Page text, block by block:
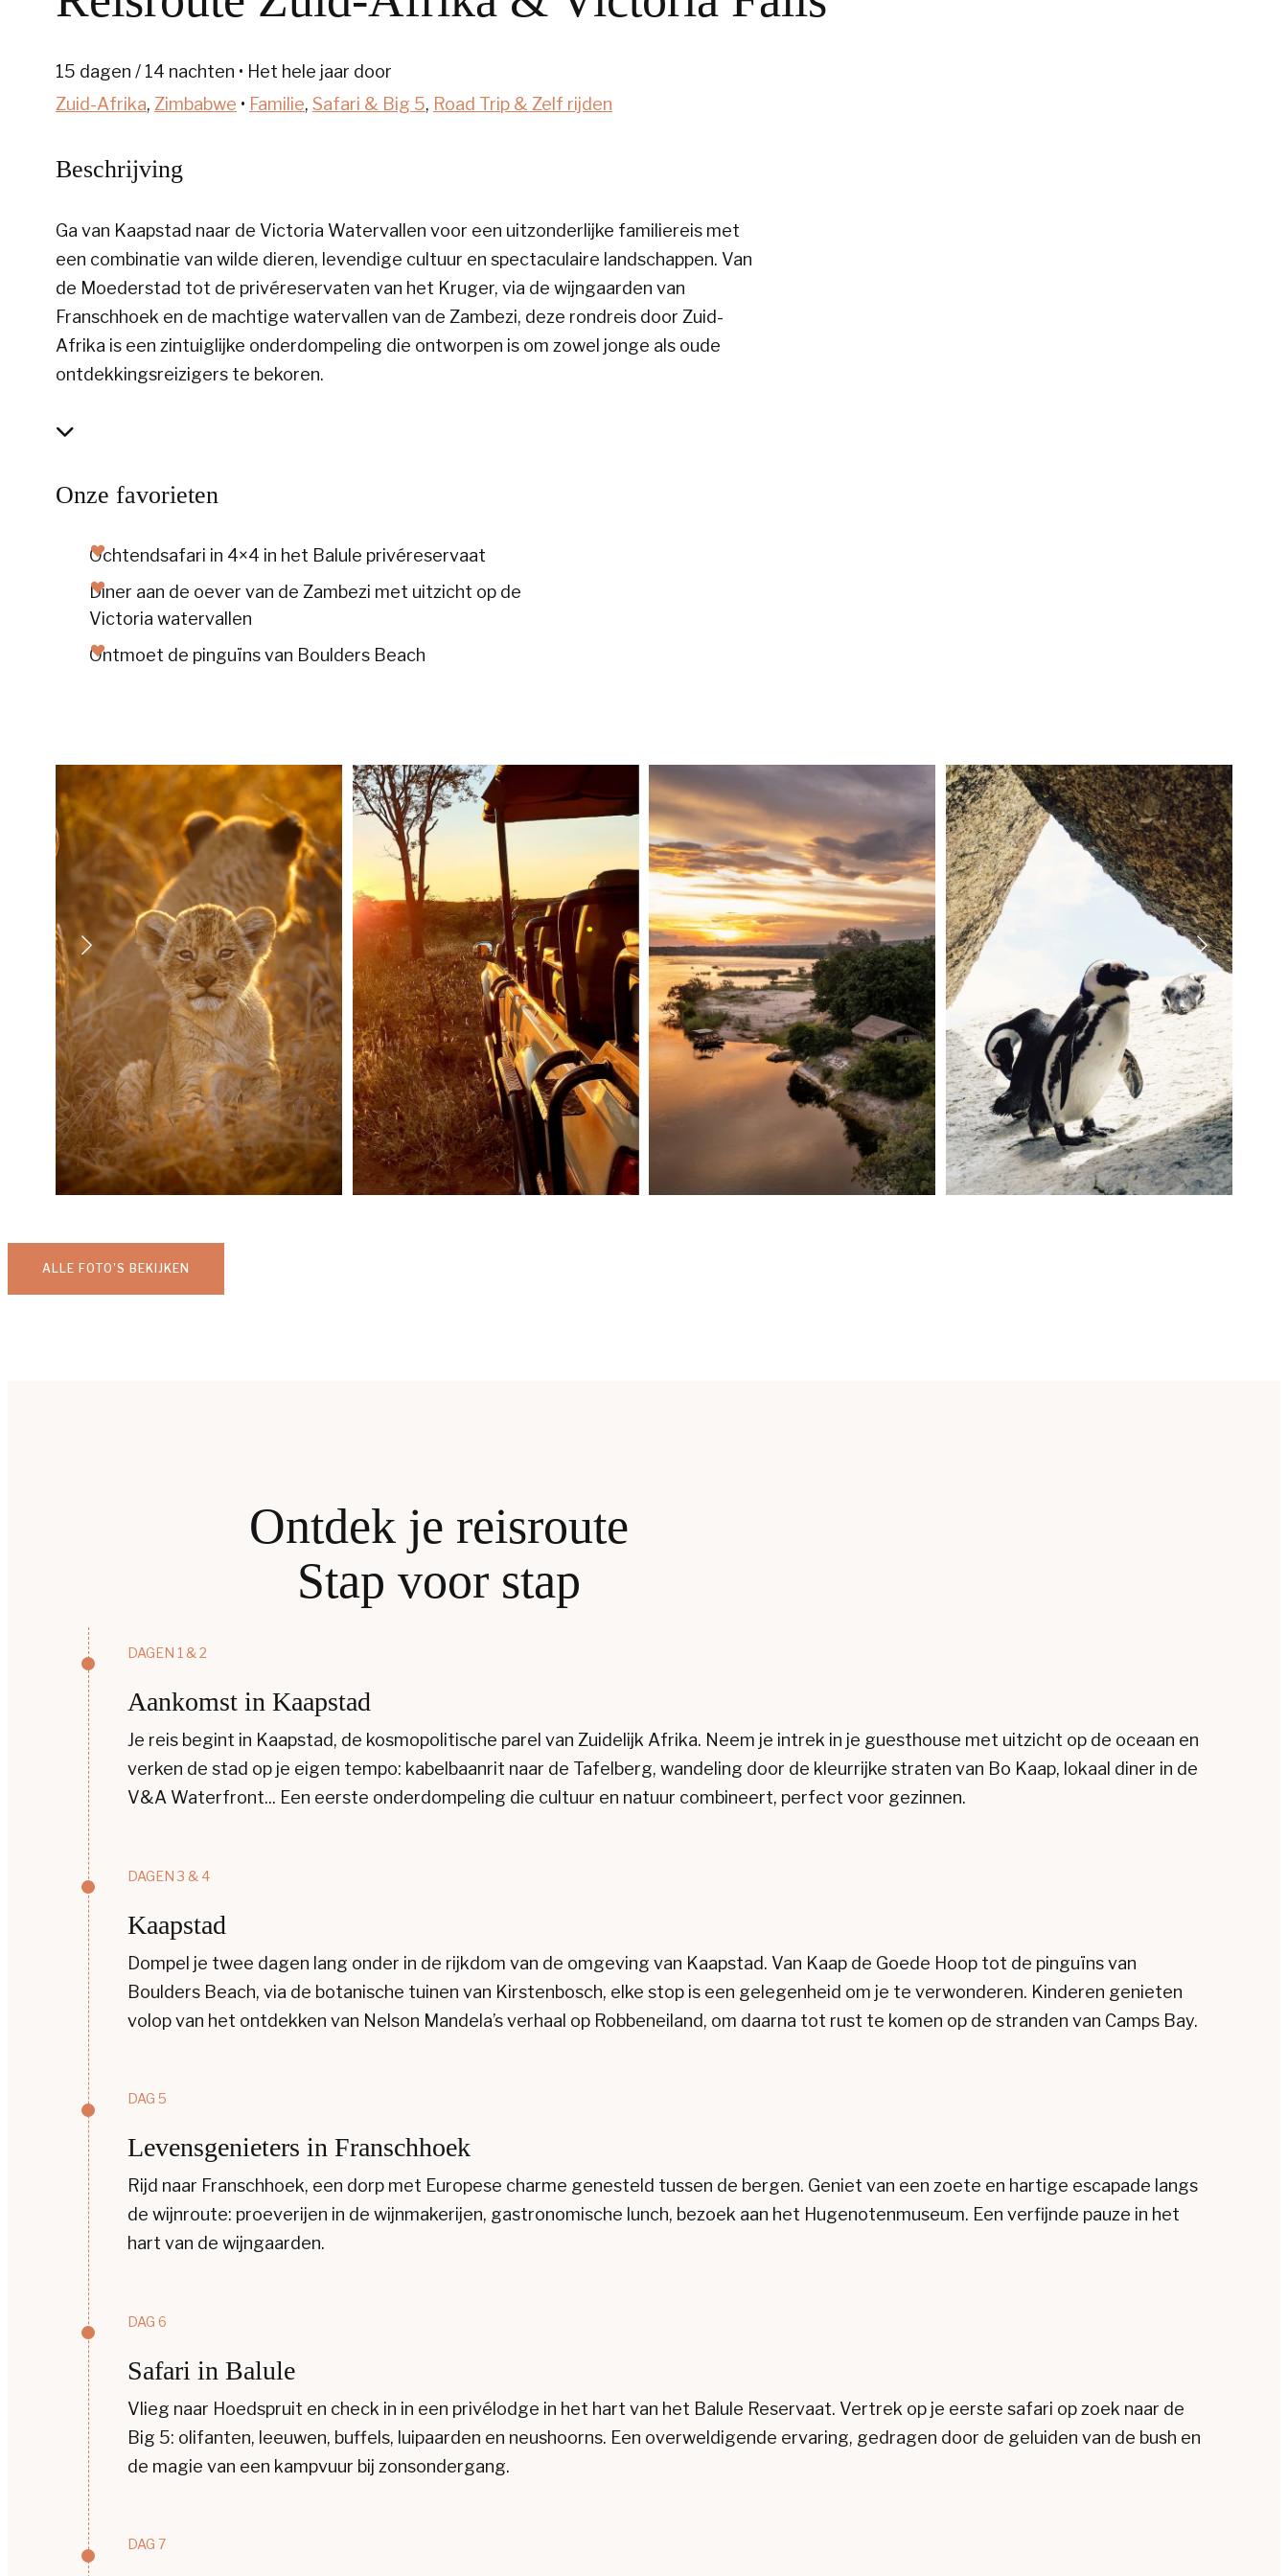
15 dagen / 14 nachten • Het hele jaar door
Zuid-Afrika, Zimbabwe • Familie, Safari & Big 5, Road Trip & Zelf rijden
Beschrijving
Ga van Kaapstad naar de Victoria Watervallen voor een uitzonderlijke familiereis met
een combinatie van wilde dieren, levendige cultuur en spectaculaire landschappen. Van
de Moederstad tot de privéreservaten van het Kruger, via de wijngaarden van
Franschhoek en de machtige watervallen van de Zambezi, deze rondreis door Zuid-
Afrika is een zintuiglijke onderdompeling die ontworpen is om zowel jonge als oude
ontdekkingsreizigers te bekoren.
Onze favorieten
Ochtendsafari in 4×4 in het Balule privéreservaat
Diner aan de oever van de Zambezi met uitzicht op de
Victoria watervallen
Ontmoet de pinguïns van Boulders Beach
ALLE FOTO'S BEKIJKEN
Ontdek je reisroute
Stap voor stap
DAGEN 1 & 2
Aankomst in Kaapstad
Je reis begint in Kaapstad, de kosmopolitische parel van Zuidelijk Afrika. Neem je intrek in je guesthouse met uitzicht op de oceaan en
verken de stad op je eigen tempo: kabelbaanrit naar de Tafelberg, wandeling door de kleurrijke straten van Bo Kaap, lokaal diner in de
V&A Waterfront... Een eerste onderdompeling die cultuur en natuur combineert, perfect voor gezinnen.
DAGEN 3 & 4
Kaapstad
Dompel je twee dagen lang onder in de rijkdom van de omgeving van Kaapstad. Van Kaap de Goede Hoop tot de pinguïns van
Boulders Beach, via de botanische tuinen van Kirstenbosch, elke stop is een gelegenheid om je te verwonderen. Kinderen genieten
volop van het ontdekken van Nelson Mandela’s verhaal op Robbeneiland, om daarna tot rust te komen op de stranden van Camps Bay.
DAG 5
Levensgenieters in Franschhoek
Rijd naar Franschhoek, een dorp met Europese charme genesteld tussen de bergen. Geniet van een zoete en hartige escapade langs
de wijnroute: proeverijen in de wijnmakerijen, gastronomische lunch, bezoek aan het Hugenotenmuseum. Een verfijnde pauze in het
hart van de wijngaarden.
DAG 6
Safari in Balule
Vlieg naar Hoedspruit en check in in een privélodge in het hart van het Balule Reservaat. Vertrek op je eerste safari op zoek naar de
Big 5: olifanten, leeuwen, buffels, luipaarden en neushoorns. Een overweldigende ervaring, gedragen door de geluiden van de bush en
de magie van een kampvuur bij zonsondergang.
DAG 7